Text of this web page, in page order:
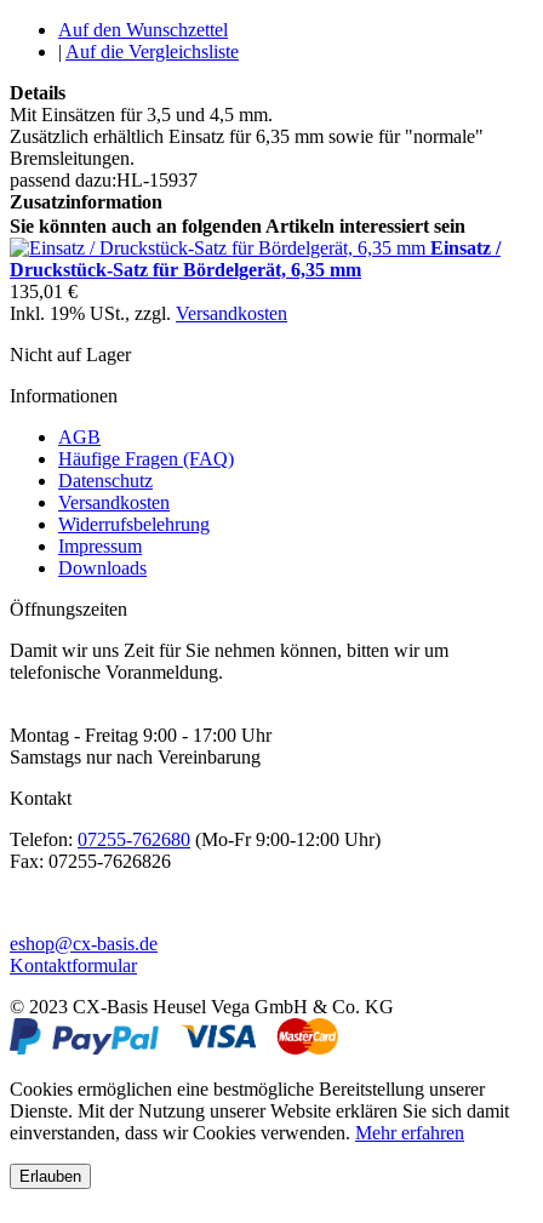
Auf den Wunschzettel
| Auf die Vergleichsliste
Details
Mit Einsätzen für 3,5 und 4,5 mm.
Zusätzlich erhältlich Einsatz für 6,35 mm sowie für "normale"
Bremsleitungen.
passend dazu:HL-15937
Zusatzinformation
Sie könnten auch an folgenden Artikeln interessiert sein
Einsatz /
Druckstück-Satz für Bördelgerät, 6,35 mm
135,01 €
Inkl. 19% USt., zzgl. Versandkosten
Nicht auf Lager
Informationen
AGB
Häufige Fragen (FAQ)
Datenschutz
Versandkosten
Widerrufsbelehrung
Impressum
Downloads
Öffnungszeiten
Damit wir uns Zeit für Sie nehmen können, bitten wir um
telefonische Voranmeldung.
Montag - Freitag 9:00 - 17:00 Uhr
Samstags nur nach Vereinbarung
Kontakt
Telefon: 07255-762680 (Mo-Fr 9:00-12:00 Uhr)
Fax: 07255-7626826
eshop@cx-basis.de
Kontaktformular
© 2023 CX-Basis Heusel Vega GmbH & Co. KG
Cookies ermöglichen eine bestmögliche Bereitstellung unserer
Dienste. Mit der Nutzung unserer Website erklären Sie sich damit
einverstanden, dass wir Cookies verwenden. Mehr erfahren
Erlauben